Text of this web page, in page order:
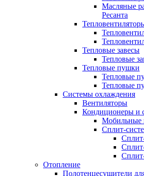
Масляные
Ресанта
Тепловые завесы
Тепловые
Тепловые пушки
Тепловые
Тепловые
Системы охлаждения
Вентиляторы
Кондиционеры и
Мобильные
Сплит-
Отопление
Полотенцесушители